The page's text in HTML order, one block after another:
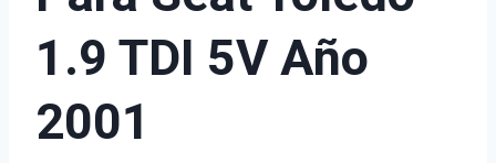
1.9 TDI 5V Año
2001